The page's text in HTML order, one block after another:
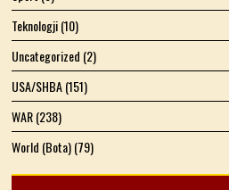
Teknologji(10)
Uncategorized (2)
USA/SHBA(151)
WAR(238)
World (Bota)(79)